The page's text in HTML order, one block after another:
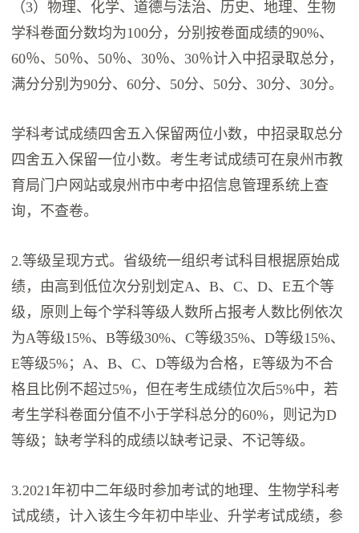
（3）物理、化学、道德与法治、历史、地理、生物
学科卷面分数均为100分，分别按卷面成绩的90%、
60％、50％、50％、30％、30％计入中招录取总分，
满分分别为90分、60分、50分、50分、30分、30分。
学科考试成绩四舍五入保留两位小数，中招录取总分
四舍五入保留一位小数。考生考试成绩可在泉州市教
育局门户网站或泉州市中考中招信息管理系统上查
询，不查卷。
2.等级呈现方式。省级统一组织考试科目根据原始成
绩，由高到低位次分别划定A、B、C、D、E五个等
级，原则上每个学科等级人数所占报考人数比例依次
为A等级15%、B等级30%、C等级35%、D等级15%、
E等级5%；A、B、C、D等级为合格，E等级为不合
格且比例不超过5%，但在考生成绩位次后5%中，若
考生学科卷面分值不小于学科总分的60%，则记为D
等级；缺考学科的成绩以缺考记录、不记等级。
3.2021年初中二年级时参加考试的地理、生物学科考
试成绩，计入该生今年初中毕业、升学考试成绩，参